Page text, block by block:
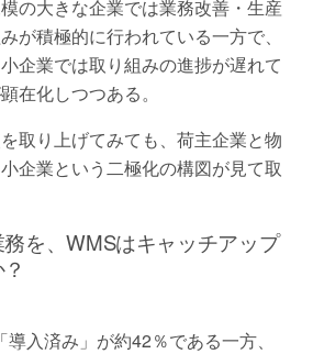
の大きな企業では業務改善・生産
が積極的に行われている一方で、
企業では取り組みの進捗が遅れて
在化しつつある。
取り上げてみても、荷主企業と物
企業という二極化の構図が見て取
を、WMSはキャッチアップ
入済み」が約42％である一方、